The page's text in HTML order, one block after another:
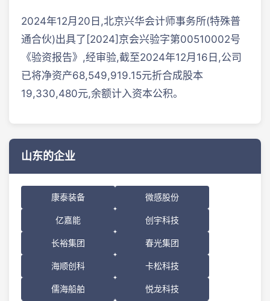
2024年12月20日,北京兴华会计师事务所(特殊普
通合伙)出具了[2024]京会兴验字第00510002号
《验资报告》,经审验,截至2024年12月16日,公司
已将净资产68,549,919.15元折合成股本
19,330,480元,余额计入资本公积。
山东的企业
康泰装备 微感股份
亿嘉能 创宇科技
长裕集团 春光集团
海顺创科 卡松科技
儒海船舶 悦龙科技